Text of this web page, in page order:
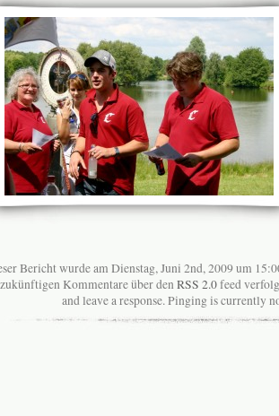
Bericht wurde am Dienstag, Juni 2nd, 2009 um
Kommentare über denRSS 2.0feed
and leave a response. Pinging is currently